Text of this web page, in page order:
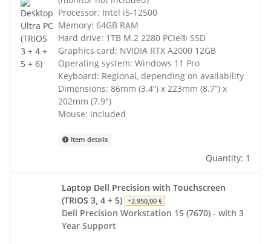
Processor: Intel i5-12500
Memory: 64GB RAM
Hard drive: 1TB M.2 2280 PCIe® SSD
Graphics card: NVIDIA RTX A2000 12GB
Operating system: Windows 11 Pro
Keyboard: Regional, depending on availability
Dimensions: 86mm (3.4“) x 223mm (8.7”) x
202mm (7.9")
Mouse: included
Item details
Quantity: 1
Laptop Dell Precision with Touchscreen
(TRIOS 3, 4 + 5)
+2.950,00 €
Dell Precision Workstation 15 (7670) - with 3
Year Support